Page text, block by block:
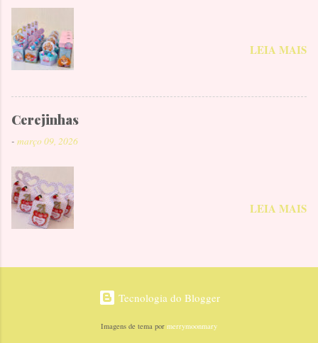
LEIA MAIS
Cerejinhas
- março 09, 2026
LEIA MAIS
Tecnologia do Blogger
Imagens de tema por merrymoonmary